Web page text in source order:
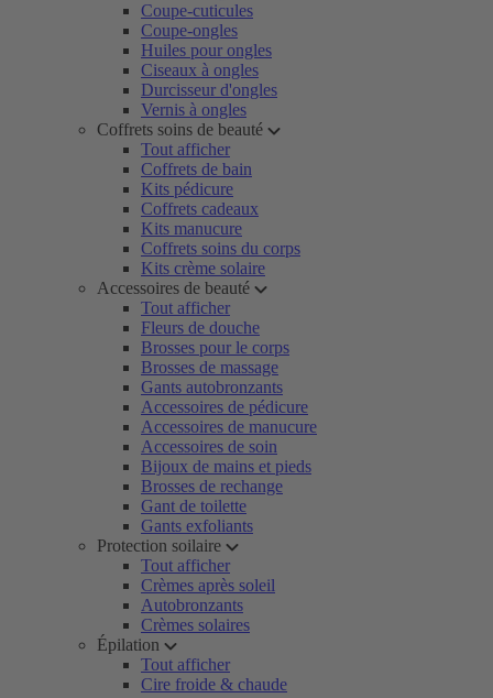
Coupe-cuticules
Coupe-ongles
Huiles pour ongles
Ciseaux à ongles
Durcisseur d'ongles
Vernis à ongles
Coffrets soins de beauté
Tout afficher
Coffrets de bain
Kits pédicure
Coffrets cadeaux
Kits manucure
Coffrets soins du corps
Kits crème solaire
Accessoires de beauté
Tout afficher
Fleurs de douche
Brosses pour le corps
Brosses de massage
Gants autobronzants
Accessoires de pédicure
Accessoires de manucure
Accessoires de soin
Bijoux de mains et pieds
Brosses de rechange
Gant de toilette
Gants exfoliants
Protection soilaire
Tout afficher
Crèmes après soleil
Autobronzants
Crèmes solaires
Épilation
Tout afficher
Cire froide & chaude